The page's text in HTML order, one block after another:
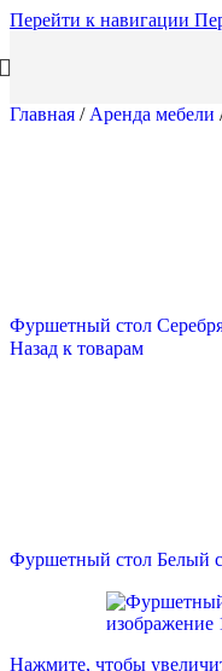
Перейти к навигации
Главная / Аренда мебели
Фуршетный стол
Назад к товарам
Фуршетный стол Белый
Нажмите, чтобы